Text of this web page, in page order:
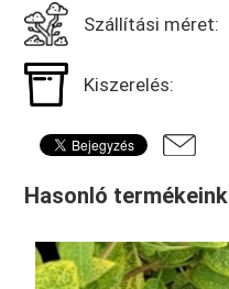
Szállítási méret:
Kiszerelés:
Hasonló termékeink